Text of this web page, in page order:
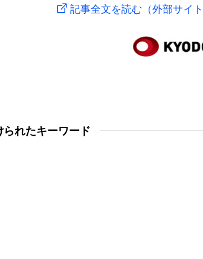
記事全文を読む（外部サイト
れたキーワード